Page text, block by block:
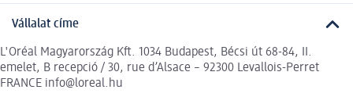
Vállalat címe
L'Oréal Magyarország Kft. 1034 Budapest, Bécsi út 68-84, II.
emelet, B recepció / 30, rue d’Alsace – 92300 Levallois-Perret
FRANCE info@loreal.hu